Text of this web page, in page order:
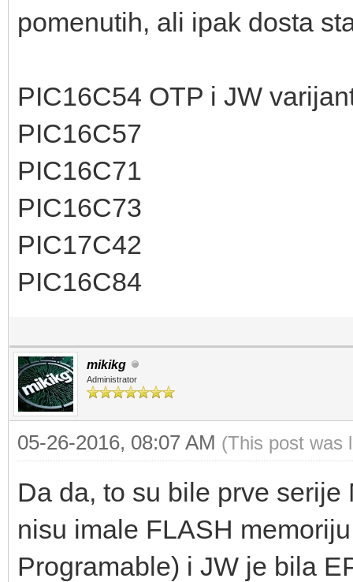
pomenutih, ali ipak dosta
PIC16C54 OTP i JW
PIC16C57
PIC16C71
PIC16C73
PIC17C42
PIC16C84
mikikg
Administrator
05-26-2016, 08:07 AM (This post was
Da da, to su bile prve
nisu imale FLASH
Programable) i JW je bila